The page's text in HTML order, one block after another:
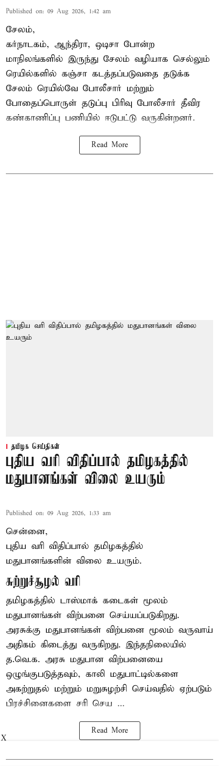
Published on: 09 Aug 2026, 1:42 am
சேலம்,
கர்நாடகம், ஆந்திரா, ஒடிசா போன்ற
மாநிலங்களில் இருந்து சேலம் வழியாக செல்லும்
ரெயில்களில் கஞ்சா கடத்தப்படுவதை தடுக்க
சேலம் ரெயில்வே போலீசார் மற்றும்
போதைப்பொருள் தடுப்பு பிரிவு போலீசார் தீவிர
கண்காணிப்பு பணியில் ஈடுபட்டு வருகின்றனர்.
Read More
தமிழக செய்திகள்
புதிய வரி விதிப்பால் தமிழகத்தில்
மதுபானங்கள் விலை உயரும்
Published on: 09 Aug 2026, 1:33 am
சென்னை,
புதிய வரி விதிப்பால் தமிழகத்தில்
மதுபானங்களின் விலை உயரும்.
சுற்றுச்சூழல் வரி
தமிழகத்தில் டாஸ்மாக் கடைகள் மூலம்
மதுபானங்கள் விற்பனை செய்யப்படுகிறது.
அரசுக்கு மதுபானங்கள் விற்பனை மூலம் வருவாய்
அதிகம் கிடைத்து வருகிறது. இந்தநிலையில்
த.வெ.க. அரசு மதுபான விற்பனையை
ஒழுங்குபடுத்தவும், காலி மதுபாட்டில்களை
அகற்றுதல் மற்றும் மறுசுழற்சி செய்வதில் ஏற்படும்
பிரச்சினைகளை சரி செய ...
Read More
X